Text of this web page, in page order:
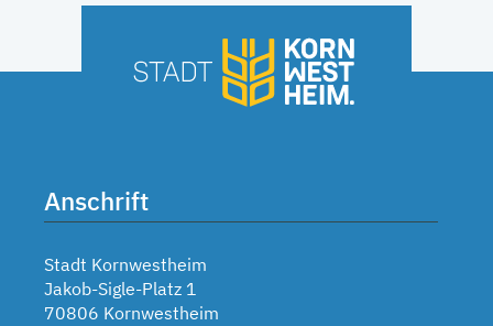
Anschrift
Stadt Kornwestheim
Jakob-Sigle-Platz 1
70806 Kornwestheim